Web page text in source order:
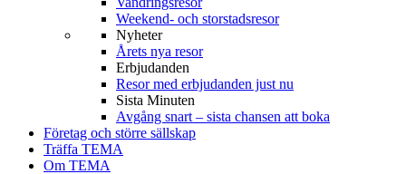
Weekend- och storstadsresor
Nyheter
Årets nya resor
Erbjudanden
Resor med erbjudanden just nu
Sista Minuten
Avgång snart – sista chansen att boka
Företag och större sällskap
Träffa TEMA
Om TEMA